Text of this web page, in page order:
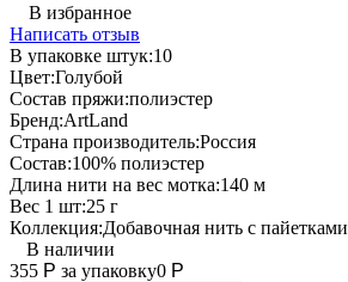
В избранное
Написать отзыв
В упаковке штук:10
Цвет:Голубой
Состав пряжи:полиэстер
Бренд:ArtLand
Страна производитель:Россия
Состав:100% полиэстер
Длина нити на вес мотка:140 м
Вес 1 шт:25 г
Коллекция:Добавочная нить с пайетками
В наличии
355 Р за упаковку0 Р